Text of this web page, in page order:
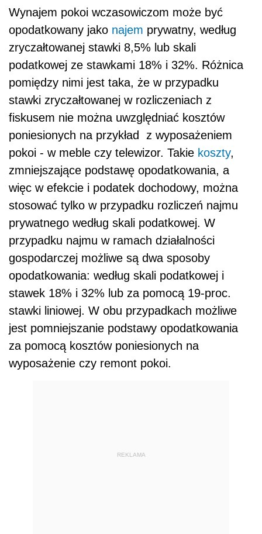
Wynajem pokoi wczasowiczom może być
opodatkowany jako najem prywatny, według
zryczałtowanej stawki 8,5% lub skali
podatkowej ze stawkami 18% i 32%. Różnica
pomiędzy nimi jest taka, że w przypadku
stawki zryczałtowanej w rozliczeniach z
fiskusem nie można uwzględniać kosztów
poniesionych na przykład z wyposażeniem
pokoi - w meble czy telewizor. Takie koszty,
zmniejszające podstawę opodatkowania, a
więc w efekcie i podatek dochodowy, można
stosować tylko w przypadku rozliczeń najmu
prywatnego według skali podatkowej. W
przypadku najmu w ramach działalności
gospodarczej możliwe są dwa sposoby
opodatkowania: według skali podatkowej i
stawek 18% i 32% lub za pomocą 19-proc.
stawki liniowej. W obu przypadkach możliwe
jest pomniejszanie podstawy opodatkowania
za pomocą kosztów poniesionych na
wyposażenie czy remont pokoi.
REKLAMA